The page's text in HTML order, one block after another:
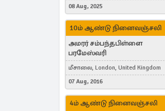
London, United Kingdom
08 Aug, 2025
10ம் ஆண்டு நினைவஞ்சலி
அமரர் சம்பந்தபிள்ளை
பரமேஸ்வரி
மீசாலை, London, United Kingdom
07 Aug, 2016
4ம் ஆண்டு நினைவஞ்சலி